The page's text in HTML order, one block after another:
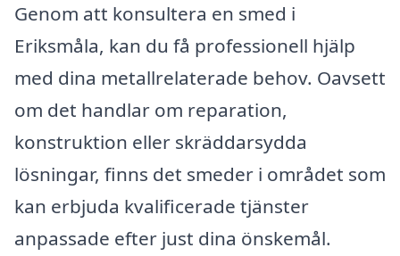
Genom att konsultera en smed i
Eriksmåla, kan du få professionell hjälp
med dina metallrelaterade behov. Oavsett
om det handlar om reparation,
konstruktion eller skräddarsydda
lösningar, finns det smeder i området som
kan erbjuda kvalificerade tjänster
anpassade efter just dina önskemål.